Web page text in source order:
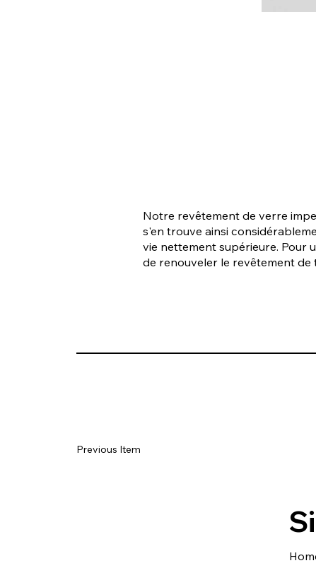
Previous Item
Notre revêtement de verre
s'en trouve ainsi
vie nettement supérieure. Pour
de renouveler le revêtement de